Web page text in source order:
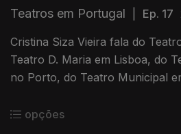
Teatros em Portugal Ep. 17
Cristina Siza Vieira fala do
Teatro D. Maria em Lisboa, do
no Porto, do Teatro Municipal
opções